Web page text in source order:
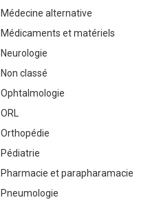
Médecine alternative
Médicaments et matériels
Neurologie
Non classé
Ophtalmologie
ORL
Orthopédie
Pédiatrie
Pharmacie et parapharamacie
Pneumologie